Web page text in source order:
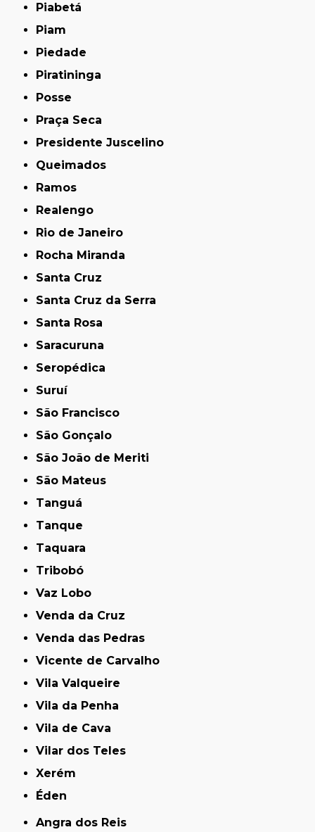
Piabetá
Piam
Piedade
Piratininga
Posse
Praça Seca
Presidente Juscelino
Queimados
Ramos
Realengo
Rio de Janeiro
Rocha Miranda
Santa Cruz
Santa Cruz da Serra
Santa Rosa
Saracuruna
Seropédica
Suruí
São Francisco
São Gonçalo
São João de Meriti
São Mateus
Tanguá
Tanque
Taquara
Tribobó
Vaz Lobo
Venda da Cruz
Venda das Pedras
Vicente de Carvalho
Vila Valqueire
Vila da Penha
Vila de Cava
Vilar dos Teles
Xerém
Éden
Angra dos Reis